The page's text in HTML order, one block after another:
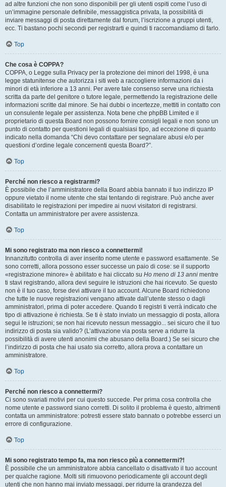
ad altre funzioni che non sono disponibili per gli utenti ospiti come l’uso di
un’immagine personale definibile, messaggistica privata, la possibilità di
inviare messaggi di posta direttamente dal forum, l’iscrizione a gruppi utenti,
ecc. Ti bastano pochi secondi per registrarti e quindi ti raccomandiamo di farlo.
Top
Che cosa è COPPA?
COPPA, o Legge sulla Privacy per la protezione dei minori del 1998, è una
legge statunitense che autorizza i siti web a raccogliere informazioni da i
minori di età inferiore a 13 anni. Per avere tale consenso serve una richiesta
scritta da parte del genitore o tutore legale, permettendo la registrazione delle
informazioni scritte dal minore. Se hai dubbi o incertezze, mettiti in contatto con
un consulente legale per assistenza. Nota bene che phpBB Limited e il
proprietario di questa Board non possono fornire consigli legali e non sono un
punto di contatto per questioni legali di qualsiasi tipo, ad eccezione di quanto
indicato nella domanda “Chi devo contattare per segnalare abusi e/o per
questioni d’ordine legale concernenti questa Board?”.
Top
Perché non riesco a registrarmi?
È possibile che l’amministratore della Board abbia bannato il tuo indirizzo IP
oppure vietato il nome utente che stai tentando di registrare. Può anche aver
disabilitato le registrazioni per impedire ai nuovi visitatori di registrarsi.
Contatta un amministratore per avere assistenza.
Top
Mi sono registrato ma non riesco a connettermi!
Innanzitutto controlla di aver inserito nome utente e password esattamente. Se
sono corretti, allora possono esser successe un paio di cose: se il supporto
«registrazione minore» è abilitato e hai cliccato su Ho meno di 13 anni mentre
ti stavi registrando, allora devi seguire le istruzioni che hai ricevuto. Se questo
non è il tuo caso, forse devi attivare il tuo account. Alcune Board richiedono
che tutte le nuove registrazioni vengano attivate dall’utente stesso o dagli
amministratori, prima di poter accedere. Quando ti registri ti verrà indicato che
tipo di attivazione è richiesta. Se ti è stato inviato un messaggio di posta, allora
segui le istruzioni; se non hai ricevuto nessun messaggio... sei sicuro che il tuo
indirizzo di posta sia valido? (L’attivazione via posta serve a ridurre la
possibilità di avere utenti anonimi che abusano della Board.) Se sei sicuro che
l’indirizzo di posta che hai usato sia corretto, allora prova a contattare un
amministratore.
Top
Perché non riesco a connettermi?
Ci sono svariati motivi per cui questo succede. Per prima cosa controlla che
nome utente e password siano corretti. Di solito il problema è questo, altrimenti
contatta un amministratore: potresti essere stato bannato o potrebbe esserci un
errore di configurazione.
Top
Mi sono registrato tempo fa, ma non riesco più a connettermi?!
È possibile che un amministratore abbia cancellato o disattivato il tuo account
per qualche ragione. Molti siti rimuovono periodicamente gli account degli
utenti che non hanno mai inviato messaggi, per ridurre la grandezza del